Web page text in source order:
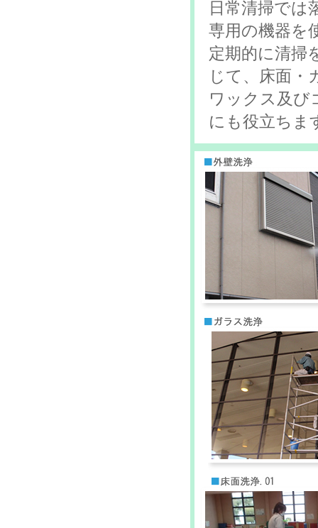
日常清掃では
専用の機器を
定期的に清掃
じて、床面・
ワックス及び
にも役立ちま